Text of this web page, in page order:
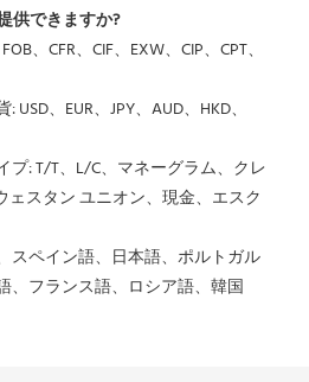
供できますか?
、CFR、CIF、EXW、CIP、CPT、
、EUR、JPY、AUD、HKD、
プ: T/T、L/C、マネーグラム、クレ
ェスタン ユニオン、現金、エスク
スペイン語、日本語、ポルトガル
、フランス語、ロシア語、韓国